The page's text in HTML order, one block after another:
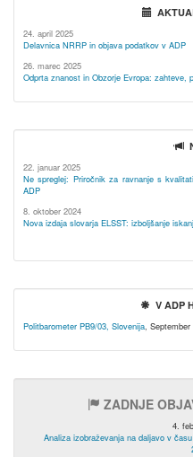
24. april 2025
Delavnica NRRP in objava podatkov v ADP
26. marec 2025
Odprta znanost in Obzorje Evropa: zahteve,
22. januar 2025
Ne spreglej: Priročnik za ravnanje s
ADP
8. oktober 2024
Nova izdaja slovarja ELSST: izboljšanje
V ADP
Politbarometer PB9/03, Slovenija, September
ZADNJE
4.
Analiza izobraževanja na daljavo v